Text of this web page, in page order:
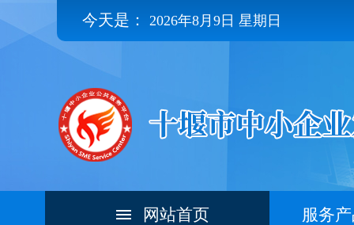
今天是： 2026年8月9日 星期日
网站首页 服务